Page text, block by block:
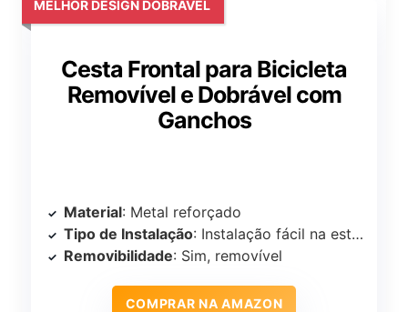
Cesta Frontal para Bicicleta
Removível e Dobrável com
Ganchos
MELHOR DESIGN DOBRÁVEL
Material: Metal reforçado
Tipo de Instalação: Instalação fácil na estrutura
Removibilidade: Sim, removível
COMPRAR NA AMAZON